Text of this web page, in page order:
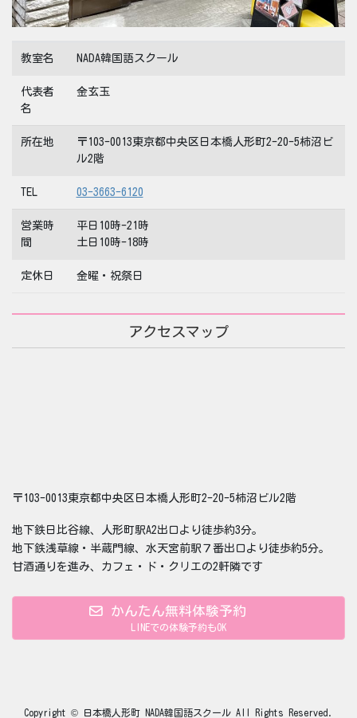
教室名 NADA韓国語スクール
代表者
名
金玄玉
所在地
〒103-0013東京都中央区日本橋人形町2-20-5柿沼ビ
ル2階
TEL 03-3663-6120
営業時
間
平日10時-21時
土日10時-18時
定休日 金曜・祝祭日
アクセスマップ
〒103-0013東京都中央区日本橋人形町2-20-5柿沼ビル2階
地下鉄日比谷線、人形町駅A2出口より徒歩約3分。
地下鉄浅草線・半蔵門線、水天宮前駅７番出口より徒歩約5分。
甘酒通りを進み、カフェ・ド・クリエの2軒隣です
かんたん無料体験予約
LINEでの体験予約もOK
Copyright © 日本橋人形町 NADA韓国語スクール All Rights Reserved.